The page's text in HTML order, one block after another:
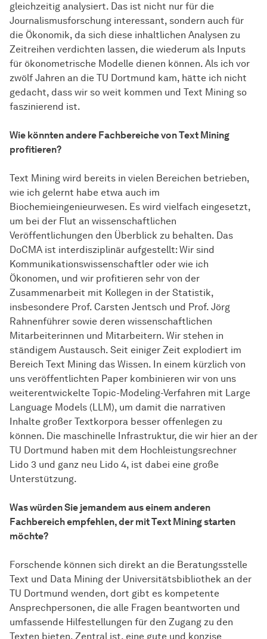
gleichzeitig analysiert. Das ist nicht nur für die
Journalismusforschung interessant, sondern auch für
die Ökonomik, da sich diese inhaltlichen Analysen zu
Zeitreihen verdichten lassen, die wiederum als Inputs
für ökonometrische Modelle dienen können. Als ich vor
zwölf Jahren an die TU Dortmund kam, hätte ich nicht
gedacht, dass wir so weit kommen und Text Mining so
faszinierend ist.
Wie könnten andere Fachbereiche von Text Mining
profitieren?
Text Mining wird bereits in vielen Bereichen betrieben,
wie ich gelernt habe etwa auch im
Biochemieingenieurwesen. Es wird vielfach eingesetzt,
um bei der Flut an wissen­schaft­lichen
Veröffentlichungen den Überblick zu behalten. Das
DoCMA ist interdisziplinär aufgestellt: Wir sind
Kommunikationswissenschaftler oder wie ich
Ökonomen, und wir profitieren sehr von der
Zusammenarbeit mit Kollegen in der Statistik,
insbesondere Prof. Carsten Jentsch und Prof. Jörg
Rahnenführer sowie deren wissen­schaft­lichen
Mitarbeiterinnen und Mitarbeitern. Wir stehen in
ständigem Austausch. Seit einiger Zeit explodiert im
Bereich Text Mining das Wissen. In einem kürzlich von
uns veröffentlichten Paper kombinieren wir von uns
weiterentwickelte Topic-Modeling-Verfahren mit Large
Language Models (LLM), um damit die narrativen
Inhalte großer Textkorpora besser offenlegen zu
können. Die maschinelle Infrastruktur, die wir hier an der
TU Dortmund haben mit dem Hochleistungsrechner
Lido 3 und ganz neu Lido 4, ist dabei eine große
Unterstützung.
Was würden Sie jemandem aus einem anderen
Fachbereich empfehlen, der mit Text Mining starten
möchte?
Forschende können sich direkt an die Beratungsstelle
Text und Data Mining der Universitätsbibliothek an der
TU Dortmund wenden, dort gibt es kompetente
Ansprechpersonen, die alle Fragen beantworten und
umfassende Hilfestellungen für den Zugang zu den
Texten bieten. Zentral ist, eine gute und konzise